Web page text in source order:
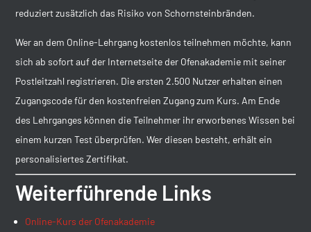
reduziert zusätzlich das Risiko von Schornsteinbränden.
Wer an dem Online-Lehrgang kostenlos teilnehmen möchte, kann
sich ab sofort auf der Internetseite der Ofenakademie mit seiner
Postleitzahl registrieren. Die ersten 2.500 Nutzer erhalten einen
Zugangscode für den kostenfreien Zugang zum Kurs. Am Ende
des Lehrganges können die Teilnehmer ihr erworbenes Wissen bei
einem kurzen Test überprüfen. Wer diesen besteht, erhält ein
personalisiertes Zertifikat.
Weiterführende Links
Online-Kurs der Ofenakademie